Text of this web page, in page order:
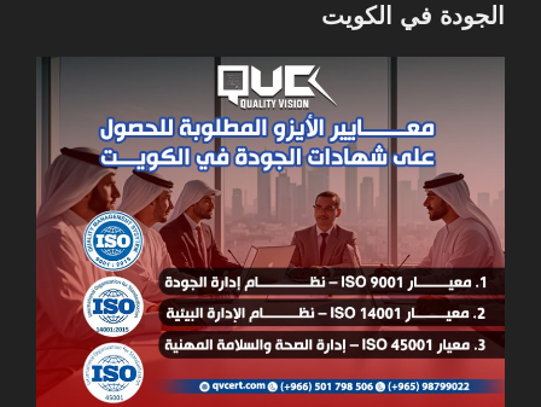
الجودة في الكويت